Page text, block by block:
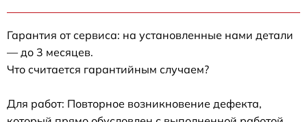
Гарантия от сервиса: на установленные нами детали
— до 3 месяцев.
Что считается гарантийным случаем?
Для работ: Повторное возникновение дефекта,